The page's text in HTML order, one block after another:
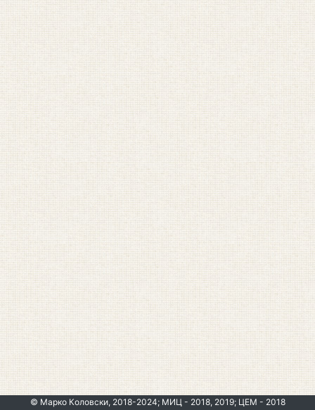
© Марко Коловски, 2018-2024; МИЦ - 2018, 2019; ЦЕМ - 2018